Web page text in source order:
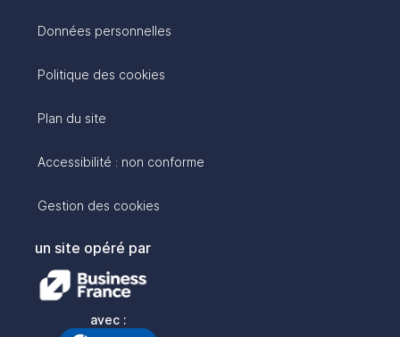
Données personnelles
Politique des cookies
Plan du site
Accessibilité : non conforme
Gestion des cookies
un site opéré par
avec :